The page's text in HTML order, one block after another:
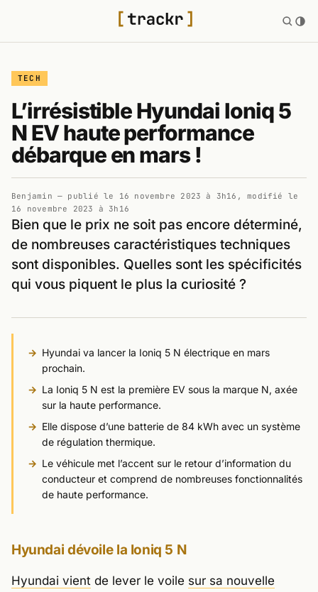
TECH
L’irrésistible Hyundai Ioniq 5
N EV haute performance
débarque en mars !
Benjamin — publié le 16 novembre 2023 à 3h16 , modifié le
16 novembre 2023 à 3h16
Bien que le prix ne soit pas encore déterminé,
de nombreuses caractéristiques techniques
sont disponibles. Quelles sont les spécificités
qui vous piquent le plus la curiosité ?
Hyundai va lancer la Ioniq 5 N électrique en mars
prochain.
La Ioniq 5 N est la première EV sous la marque N, axée
sur la haute performance.
Elle dispose d’une batterie de 84 kWh avec un système
de régulation thermique.
Le véhicule met l’accent sur le retour d’information du
conducteur et comprend de nombreuses fonctionnalités
de haute performance.
Hyundai dévoile la Ioniq 5 N
Hyundai vient de lever le voile sur sa nouvelle